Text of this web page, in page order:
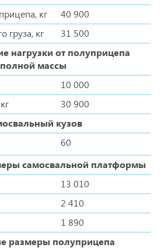
кг
40 900
груза, кг
31 500
нагрузки от полуприцепа
полной массы
10 000
30 900
кузов
60
самосвальной платформы
13 010
2 410
1 890
размеры полуприцепа